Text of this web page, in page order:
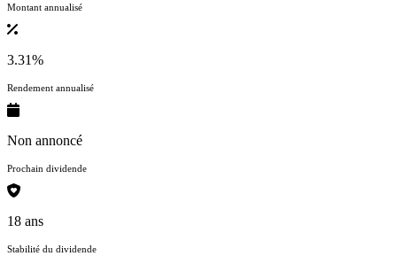
Montant annualisé
3.31%
Rendement annualisé
Non annoncé
Prochain dividende
18 ans
Stabilité du dividende